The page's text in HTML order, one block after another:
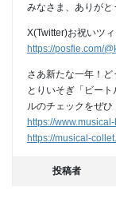
みなさま、ありがと
X(Twitter)お祝いツ
https://posfie.com/
さあ新たな一年！ど
とりいそぎ「ビー
ルのチェックをぜひ
https://
https://musical-
投稿者